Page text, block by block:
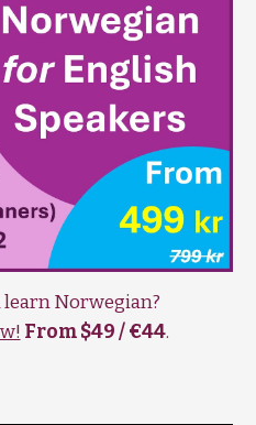
Norwegian?
From $49 / €44.